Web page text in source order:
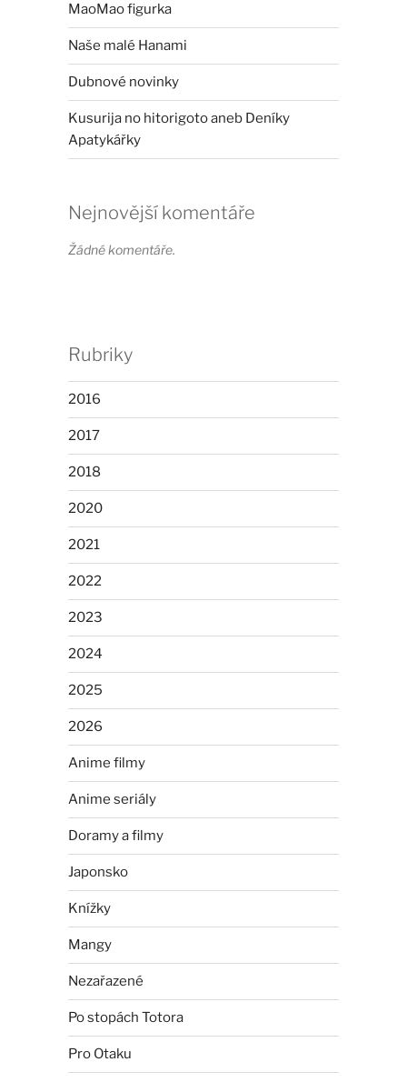
MaoMao figurka
Naše malé Hanami
Dubnové novinky
Kusurija no hitorigoto aneb Deníky
Apatykářky
Nejnovější komentáře
Žádné komentáře.
Rubriky
2016
2017
2018
2020
2021
2022
2023
2024
2025
2026
Anime filmy
Anime seriály
Doramy a filmy
Japonsko
Knížky
Mangy
Nezařazené
Po stopách Totora
Pro Otaku